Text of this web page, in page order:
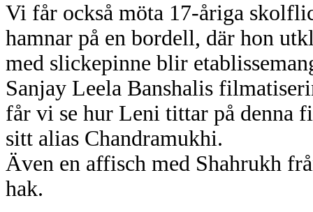
Vi får också möta 17-åriga
hamnar på en bordell, där hon
med slickepinne blir
Sanjay Leela Banshalis
får vi se hur Leni tittar på denna
sitt alias Chandramukhi.
Även en affisch med Shahrukh
hak.